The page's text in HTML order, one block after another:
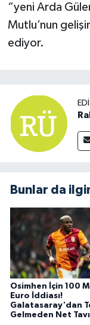
“yeni Arda
Mutlu’nun
ediyor.
Bunlar da
Osimhen İçin 100
Euro İddiası!
Galatasaray'dan
Gelmeden Net